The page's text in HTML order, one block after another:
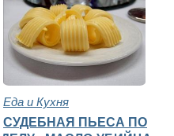
Еда и Кухня
СУДЕБНАЯ ПЬЕСА ПО